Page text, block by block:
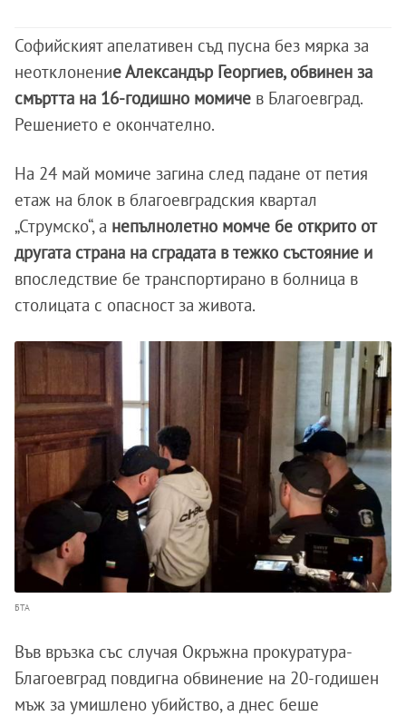
Софийският апелативен съд пусна без мярка за
неотклонение Александър Георгиев, обвинен за
смъртта на 16-годишно момиче в Благоевград.
Решението е окончателно.
На 24 май момиче загина след падане от петия
етаж на блок в благоевградския квартал
„Струмско“, а непълнолетно момче бе открито от
другата страна на сградата в тежко състояние и
впоследствие бе транспортирано в болница в
столицата с опасност за живота.
БТА
Във връзка със случая Окръжна прокуратура-
Благоевград повдигна обвинение на 20-годишен
мъж за умишлено убийство, а днес беше